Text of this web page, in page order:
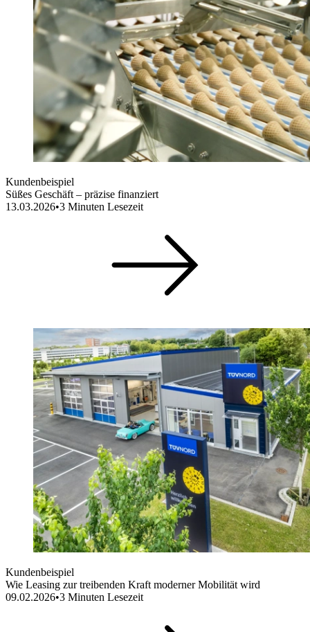
Kundenbeispiel
Süßes Geschäft – präzise finanziert
13.03.2026•3 Minuten Lesezeit
Kundenbeispiel
Wie Leasing zur treibenden Kraft moderner Mobilität wird
09.02.2026•3 Minuten Lesezeit